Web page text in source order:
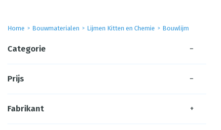
Home Bouwmaterialen Lijmen Kitten en Chemie Bouwlijm
Categorie −
Prijs −
Fabrikant +